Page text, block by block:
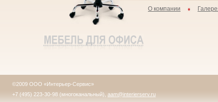
О компании
©2009 ООО «Интерьер-Сервис»
+7 (495) 223-30-98 (многоканальный), aam@interierserv.ru